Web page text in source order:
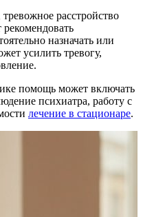
расстройство
назначать или
усилить тревогу,
помощь может включать
психиатра, работу с
лечение в стационаре.